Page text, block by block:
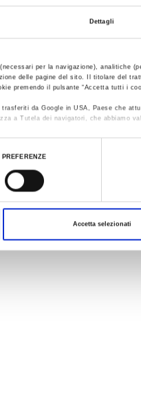
Dettagli
per la navigazione), analitiche
delle pagine del sito. Il titolare del
premendo il pulsante “Accetta tutti i
da Google in USA, Paese che
a Tutela dei navigatori, che abbiamo
complete sul trattamento dati
PREFERENZE
Accetta selezionati